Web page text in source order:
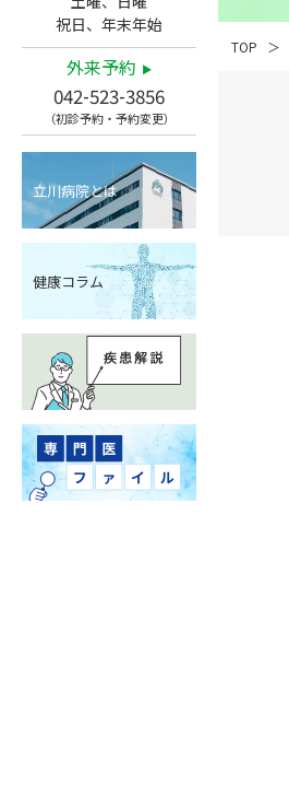
祝日、年末年始
外来予約
042-523-3856
（初診予約・予約変更）
立川病院とは
健康コラム
TOP